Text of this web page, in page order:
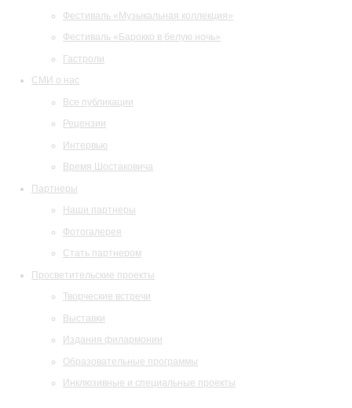
Фестиваль «Музыкальная коллекция»
Фестиваль «Барокко в белую ночь»
Гастроли
СМИ о нас
Все публикации
Рецензии
Интервью
Время Шостаковича
Партнеры
Наши партнеры
Фотогалерея
Стать партнером
Просветительские проекты
Творческие встречи
Выставки
Издания филармонии
Образовательные программы
Инклюзивные и специальные проекты